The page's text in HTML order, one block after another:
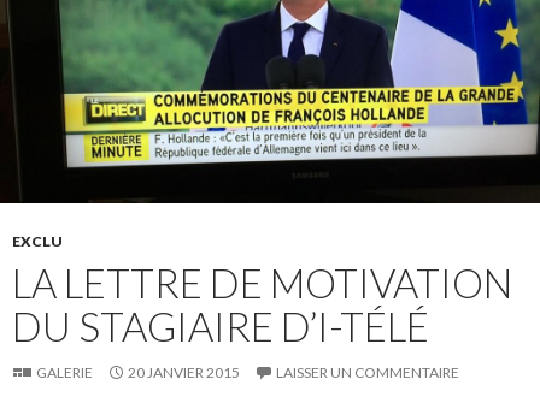
EXCLU
LA LETTRE DE MOTIVATION
DU STAGIAIRE D’I-TÉLÉ
GALERIE 20 JANVIER 2015 LAISSER UN COMMENTAIRE